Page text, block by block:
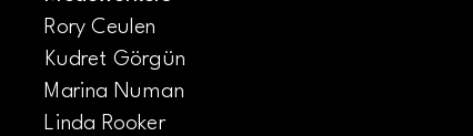
Rory Ceulen
Kudret Görgün
Marina Numan
Linda Rooker